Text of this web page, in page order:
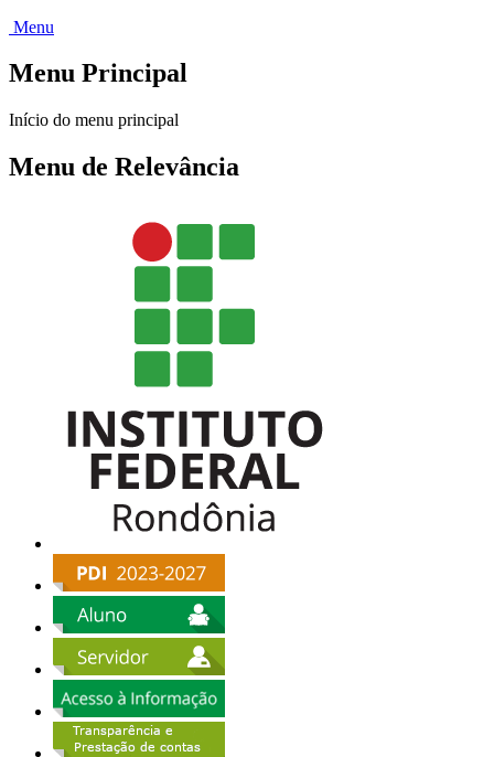
Menu
Menu Principal
Início do menu principal
Menu de Relevância